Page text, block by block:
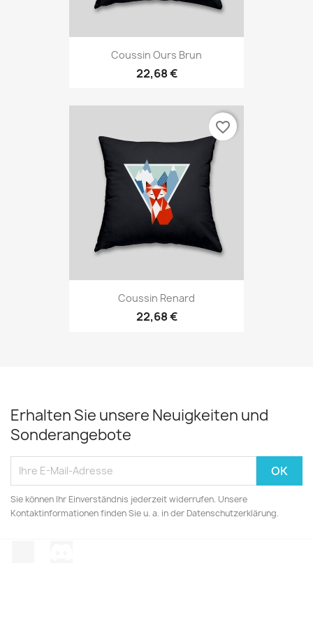
Coussin Ours Brun
22,68 €
Coussin Renard
22,68 €
favorite_border
Erhalten Sie unsere Neuigkeiten und
Sonderangebote
Sie können Ihr Einverständnis jederzeit widerrufen. Unsere
Kontaktinformationen finden Sie u. a. in der Datenschutzerklärung.